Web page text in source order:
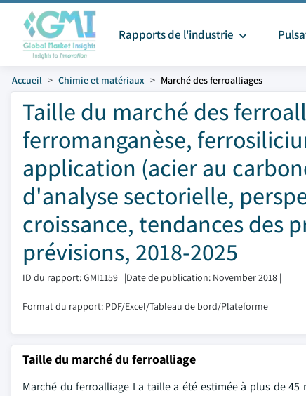
Rapports de l'industrie
Accueil Chimie et matériaux Marché des ferroalliages
Taille du marché des
ferromanganèse,
application (acier au
d'analyse sectorielle,
croissance, tendances des
prévisions, 2018-2025
ID du rapport: GMI1159 |Date de publication: November 2018 |
Format du rapport: PDF/Excel/Tableau de bord/Plateforme
Taille du marché du ferroalliage
Marché du ferroalliage La taille a été estimée à plus de